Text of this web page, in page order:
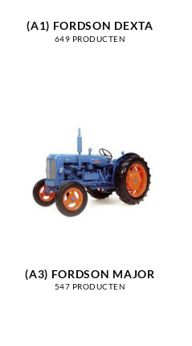
(A1) FORDSON DEXTA
649 PRODUCTEN
(A3) FORDSON MAJOR
547 PRODUCTEN